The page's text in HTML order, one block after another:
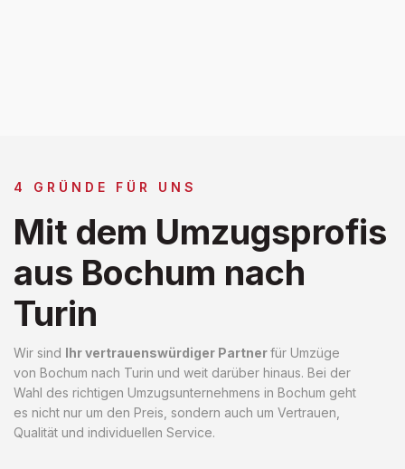
4 GRÜNDE FÜR UNS
Mit dem Umzugsprofis
aus Bochum nach
Turin
Wir sind Ihr vertrauenswürdiger Partnerfür Umzüge
von Bochum nach Turin und weit darüber hinaus. Bei der
Wahl des richtigen Umzugsunternehmens in Bochum geht
es nicht nur um den Preis, sondern auch um Vertrauen,
Qualität und individuellen Service.